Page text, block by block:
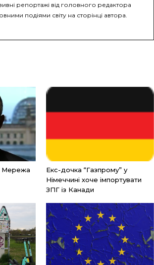
репортажі від головного редактора
подіями світу на сторінці автора.
Мережа
Екс-дочка “Газпрому” у
Німеччині хоче імпортувати
ЗПГ із Канади